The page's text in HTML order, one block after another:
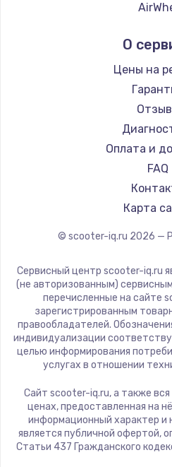
KIRIN
О
Цены на
Оплата и
FAQ
Карта
© scooter-iq.ru 2026 —
Сервисный центр scooter-iq.ru
(не авторизованным)
перечисленные на сайте
зарегистрированным
правообладателей.
индивидуализации
целью информирования
услугах в отношении
Сайт scooter-iq.ru, а также
ценах, предоставленная на
информационный характер и
является публичной офертой,
Статьи 437 Гражданского